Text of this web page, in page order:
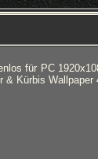
für PC
& Kürbis